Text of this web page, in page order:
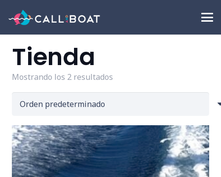
Tienda
Mostrando los 2 resultados